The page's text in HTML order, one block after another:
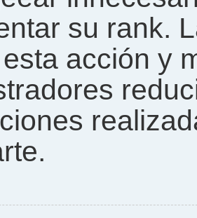
su rank.
acción y